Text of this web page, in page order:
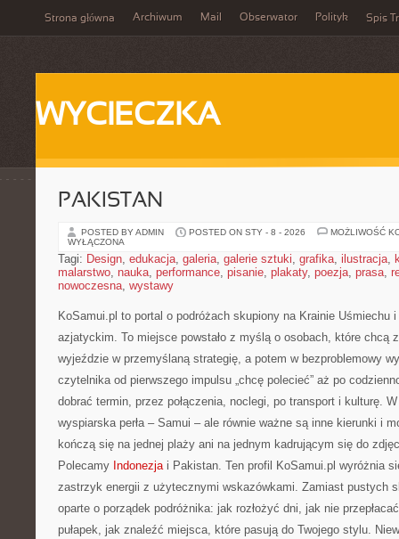
Strona główna Archiwum Mail Obserwator Polityk Spis
WYCIECZKA
PAKISTAN
POSTED BY ADMIN POSTED ON STY - 8 - 2026
MOŻLIWOŚĆ
WYŁĄCZONA
Tagi: Design, edukacja, galeria, galerie sztuki, grafika, ilustracja,
malarstwo, nauka, performance, pisanie, plakaty, poezja, prasa,
nowoczesna, wystawy
KoSamui.pl to portal o podróżach skupiony na Krainie Uśmiechu
azjatyckim. To miejsce powstało z myślą o osobach, które chcą
wyjeździe w przemyślaną strategię, a potem w bezproblemowy
czytelnika od pierwszego impulsu „chcę polecieć” aż po
dobrać termin, przez połączenia, noclegi, po transport i kulturę.
wyspiarska perła – Samui – ale równie ważne są inne kierunki i
kończą się na jednej plaży ani na jednym kadrującym się do
Polecamy Indonezjai Pakistan. Ten profil KoSamui.pl wyróżnia
zastrzyk energii z użytecznymi wskazówkami. Zamiast pustych
oparte o porządek podróżnika: jak rozłożyć dni, jak nie
pułapek, jak znaleźć miejsca, które pasują do Twojego stylu.